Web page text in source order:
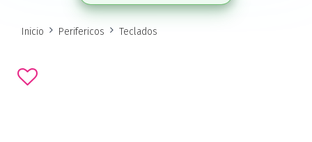
Inicio Perifericos Teclados